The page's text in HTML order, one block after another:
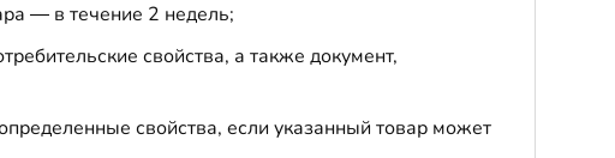
— в течение 2 недель;
свойства, а также документ,
свойства, если указанный товар может